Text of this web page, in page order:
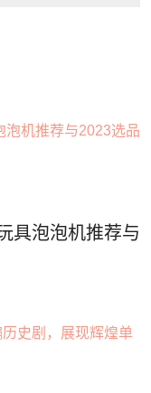
具泡泡机推荐与